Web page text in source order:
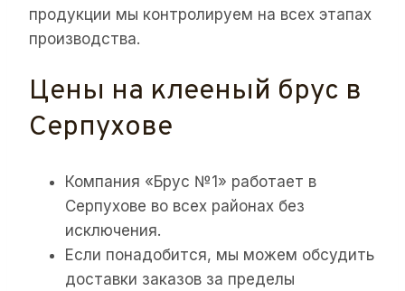
продукции мы контролируем на всех этапах
производства.
Цены на клееный брус в
Серпухове
Компания «Брус №1» работает в
Серпухове во всех районах без
исключения.
Если понадобится, мы можем обсудить
доставки заказов за пределы